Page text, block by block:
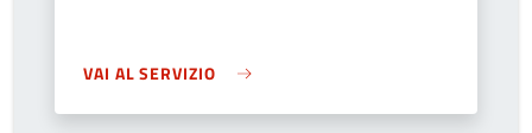
VAI AL SERVIZIO